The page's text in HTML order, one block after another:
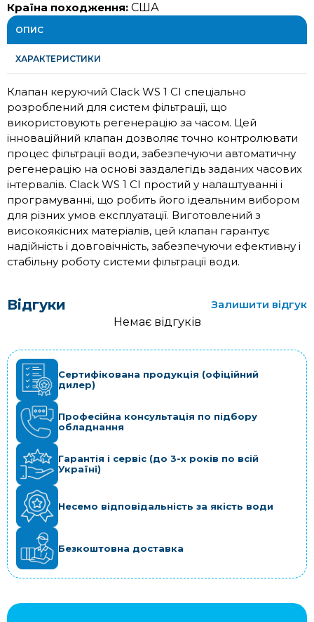
Країна походження: США
ОПИС
ХАРАКТЕРИСТИКИ
Клапан керуючий Clack WS 1 CI спеціально
розроблений для систем фільтрації, що
використовують регенерацію за часом. Цей
інноваційний клапан дозволяє точно контролювати
процес фільтрації води, забезпечуючи автоматичну
регенерацію на основі заздалегідь заданих часових
інтервалів. Clack WS 1 CI простий у налаштуванні і
програмуванні, що робить його ідеальним вибором
для різних умов експлуатації. Виготовлений з
високоякісних матеріалів, цей клапан гарантує
надійність і довговічність, забезпечуючи ефективну і
стабільну роботу системи фільтрації води.
Відгуки
Залишити відгук
Немає відгуків
Сертифікована продукція (офіційний
дилер)
Професійна консультація по підбору
обладнання
Гарантія і сервіс (до 3-х років по всій
Україні)
Несемо відповідальність за якість води
Безкоштовна доставка